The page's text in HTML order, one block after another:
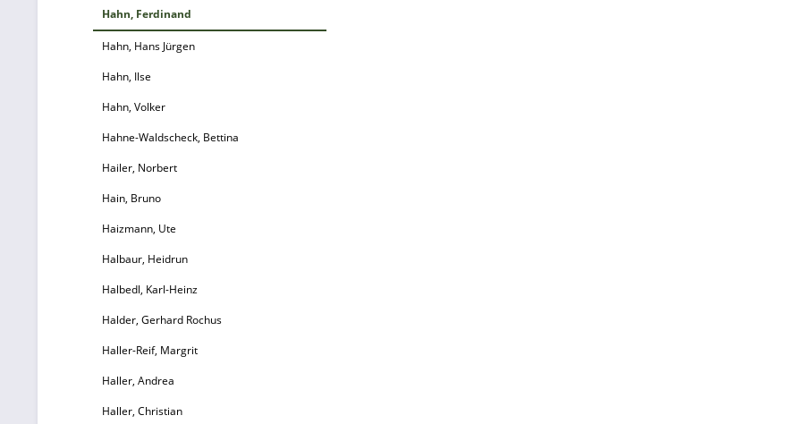
Hahn, Ferdinand
Hahn, Hans Jürgen
Hahn, Ilse
Hahn, Volker
Hahne-Waldscheck, Bettina
Hailer, Norbert
Hain, Bruno
Haizmann, Ute
Halbaur, Heidrun
Halbedl, Karl-Heinz
Halder, Gerhard Rochus
Haller-Reif, Margrit
Haller, Andrea
Haller, Christian